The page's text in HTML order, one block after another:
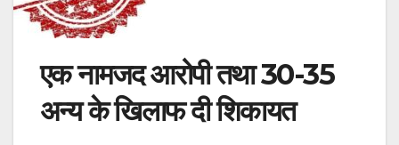
एक नामजद आरोपी तथा 30-35
अन्य के खिलाफ दी शिकायत